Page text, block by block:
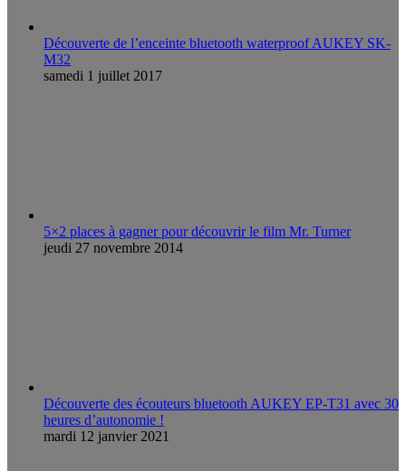
Découverte de l’enceinte bluetooth waterproof AUKEY SK-
M32
samedi 1 juillet 2017
5×2 places à gagner pour découvrir le film Mr. Turner
jeudi 27 novembre 2014
Découverte des écouteurs bluetooth AUKEY EP-T31 avec 30
heures d’autonomie !
mardi 12 janvier 2021